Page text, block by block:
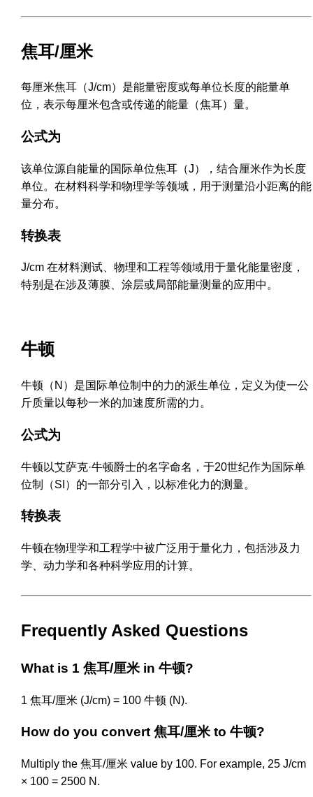
焦耳/厘米
每厘米焦耳（J/cm）是能量密度或每单位长度的能量单
位，表示每厘米包含或传递的能量（焦耳）量。
公式为
该单位源自能量的国际单位焦耳（J），结合厘米作为长度
单位。在材料科学和物理学等领域，用于测量沿小距离的能
量分布。
转换表
J/cm 在材料测试、物理和工程等领域用于量化能量密度，
特别是在涉及薄膜、涂层或局部能量测量的应用中。
牛顿
牛顿（N）是国际单位制中的力的派生单位，定义为使一公
斤质量以每秒一米的加速度所需的力。
公式为
牛顿以艾萨克·牛顿爵士的名字命名，于20世纪作为国际单
位制（SI）的一部分引入，以标准化力的测量。
转换表
牛顿在物理学和工程学中被广泛用于量化力，包括涉及力
学、动力学和各种科学应用的计算。
Frequently Asked Questions
What is 1 焦耳/厘米 in 牛顿?
1 焦耳/厘米 (J/cm) = 100 牛顿 (N).
How do you convert 焦耳/厘米 to 牛顿?
Multiply the 焦耳/厘米 value by 100. For example, 25 J/cm
× 100 = 2500 N.